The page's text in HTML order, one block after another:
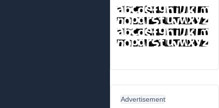
Advertisement